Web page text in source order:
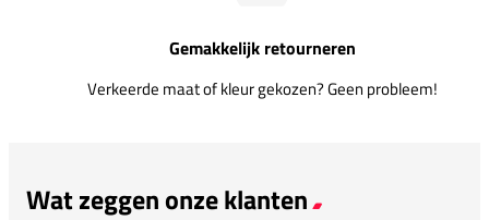
Gemakkelijk retourneren
Verkeerde maat of kleur gekozen? Geen probleem!
Wat zeggen onze klanten